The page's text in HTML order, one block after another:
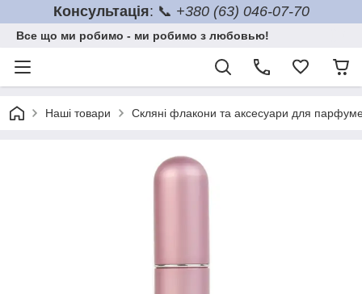
Консультація: 📞 +380 (63) 046-07-70
Все що ми робимо - ми робимо з любовью!
Наші товари Скляні флакони та аксесуари для